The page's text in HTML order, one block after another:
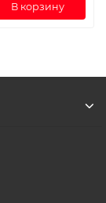
В корзину